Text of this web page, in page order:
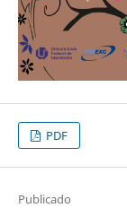
PDF
Publicado